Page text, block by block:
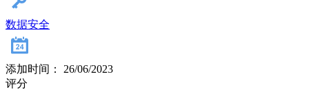
数据安全
添加时间： 26/06/2023
评分